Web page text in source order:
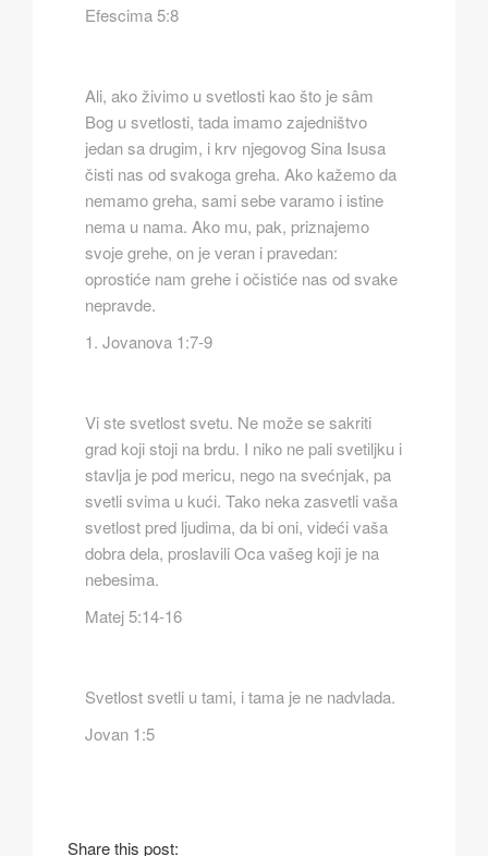
Efescima 5:8
Ali, ako živimo u svetlosti kao što je sâm
Bog u svetlosti, tada imamo zajedništvo
jedan sa drugim, i krv njegovog Sina Isusa
čisti nas od svakoga greha. Ako kažemo da
nemamo greha, sami sebe varamo i istine
nema u nama. Ako mu, pak, priznajemo
svoje grehe, on je veran i pravedan:
oprostiće nam grehe i očistiće nas od svake
nepravde.
1. Jovanova 1:7-9
Vi ste svetlost svetu. Ne može se sakriti
grad koji stoji na brdu. I niko ne pali svetiljku i
stavlja je pod mericu, nego na svećnjak, pa
svetli svima u kući. Tako neka zasvetli vaša
svetlost pred ljudima, da bi oni, videći vaša
dobra dela, proslavili Oca vašeg koji je na
nebesima.
Matej 5:14-16
Svetlost svetli u tami, i tama je ne nadvlada.
Jovan 1:5
Share this post: